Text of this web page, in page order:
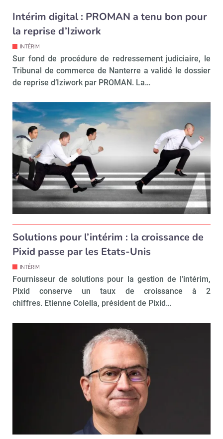
Intérim digital : PROMAN a tenu bon pour
la reprise d’Iziwork
INTÉRIM
Sur fond de procédure de redressement judiciaire, le
Tribunal de commerce de Nanterre a validé le dossier
de reprise d’Iziwork par PROMAN. La…
Solutions pour l’intérim : la croissance de
Pixid passe par les Etats-Unis
INTÉRIM
Fournisseur de solutions pour la gestion de l’intérim,
Pixid conserve un taux de croissance à 2
chiffres. Etienne Colella, président de Pixid…